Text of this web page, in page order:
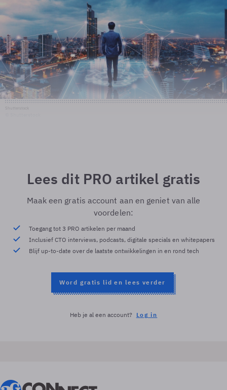
Lees dit PRO artikel gratis
Maak een gratis account aan en geniet van alle
voordelen:
Toegang tot 3 PRO artikelen per maand
Inclusief CTO interviews, podcasts, digitale specials en whitepapers
Blijf up-to-date over de laatste ontwikkelingen in en rond tech
Word gratis lid en lees verder
Heb je al een account? Log in